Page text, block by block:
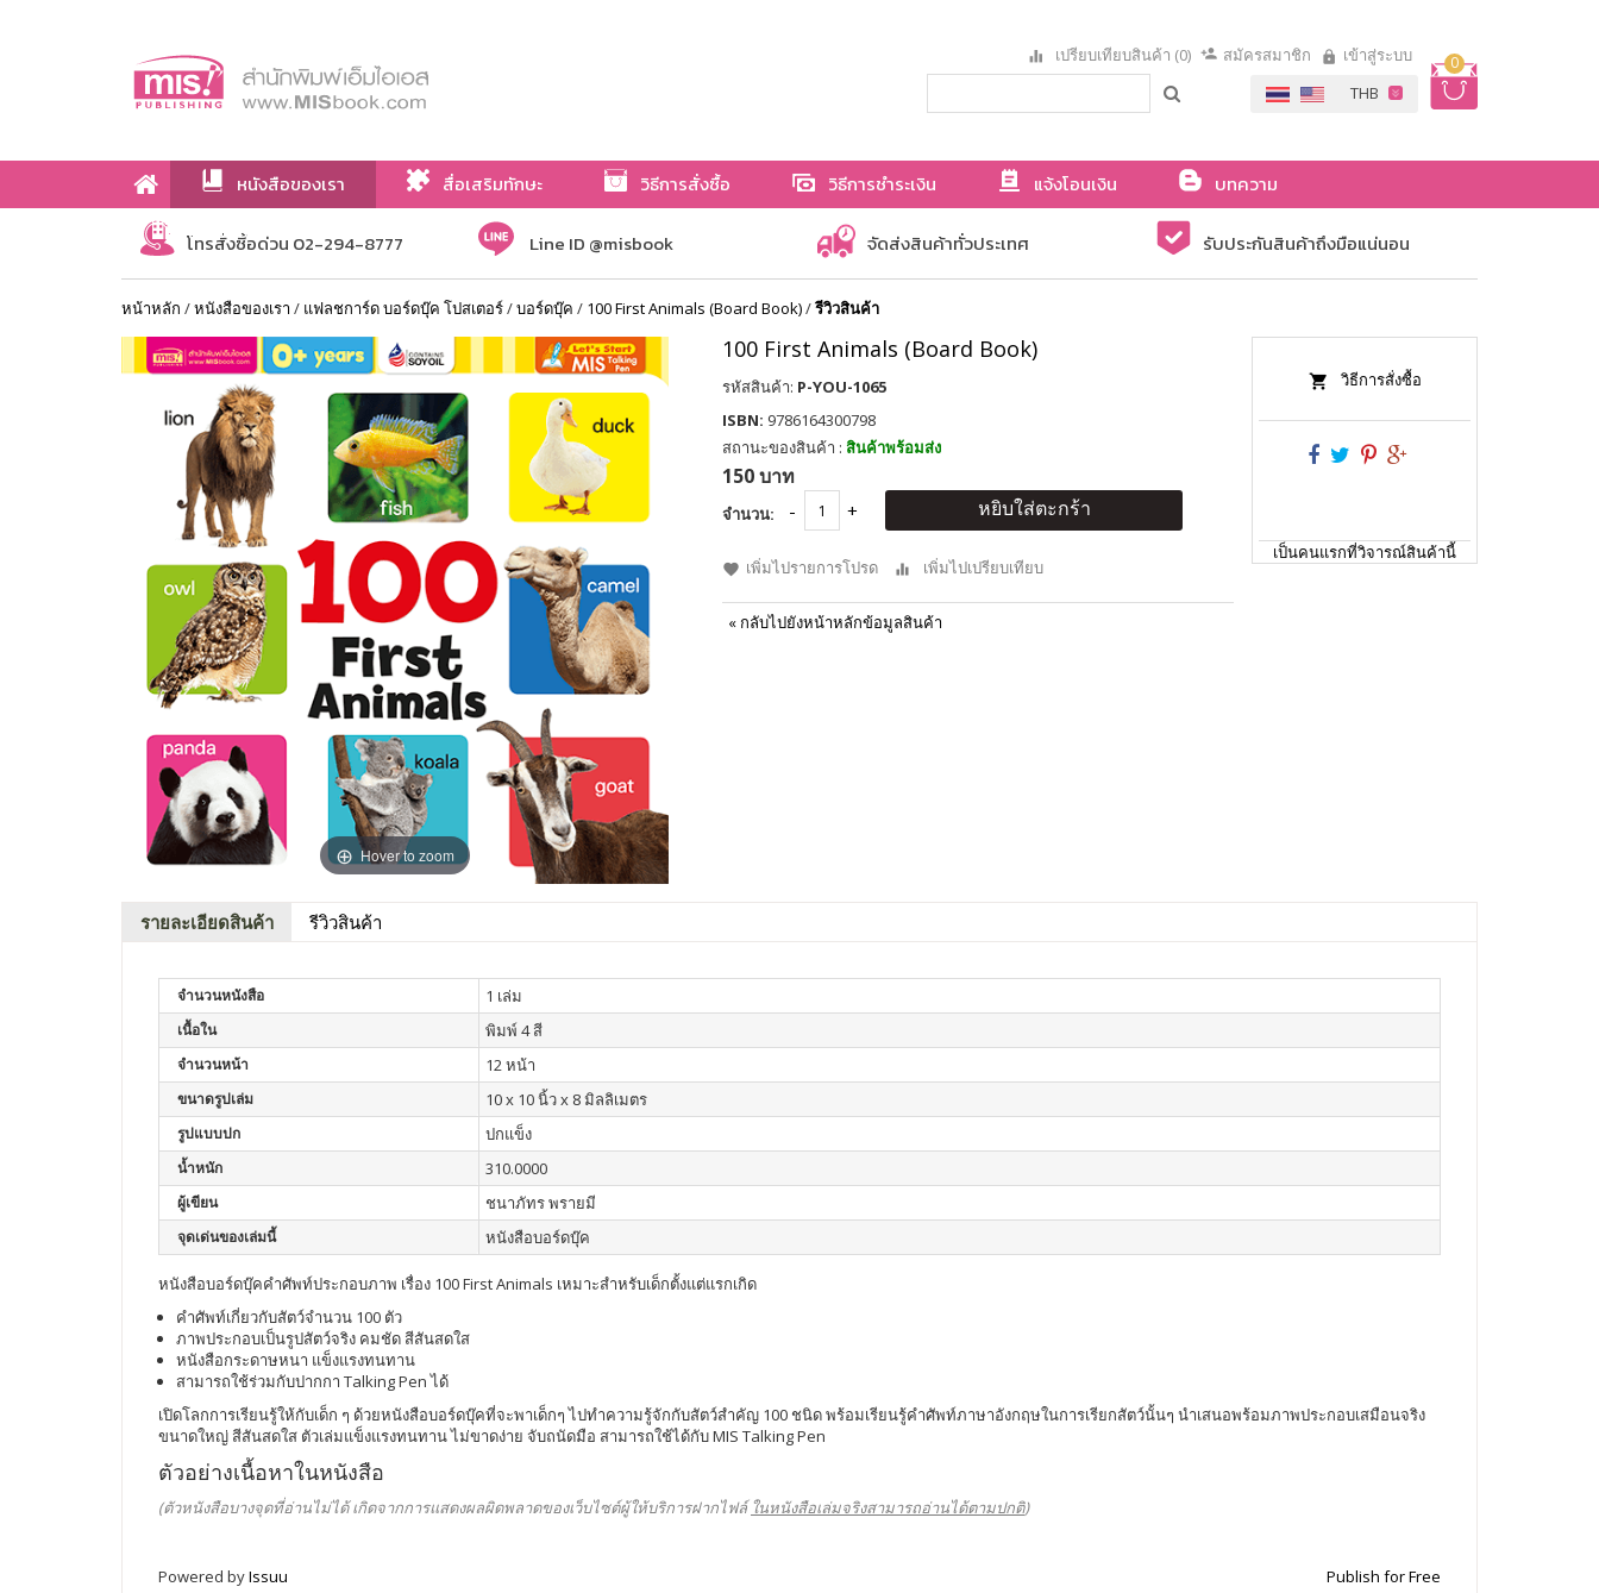
0
เปรียบเทียบสินค้า (0) สมัครสมาชิก เข้าสู่ระบบ
หนังสือของเรา สื่อเสริมทักษะ วิธีการสั่งซื้อ วิธีการชำระเงิน แจ้งโอนเงิน
บทความ
เกี่ยวกับเรา
โทรสั่งซื้อด่วน 02-294-8777 Line ID @misbook จัดส่งสินค้าทั่วประเทศ รับประกันสินค้าถึงมือแน่นอน
หน้าหลัก /หนังสือของเรา / แฟลชการ์ด บอร์ดบุ๊ค โปสเตอร์/บอร์ดบุ๊ค / 100 First Animals (Board Book)/รีวิวสินค้า
Hover to zoom
100 First Animals (Board Book)
รหัสสินค้า: P-YOU-1065
ISBN: 9786164300798
สถานะของสินค้า : สินค้าพร้อมส่ง
150 บาท
จำนวน: หยิบใส่ตะกร้า
เพิ่มไปรายการโปรด เพิ่มไปเปรียบเทียบ
« กลับไปยังหน้าหลักข้อมูลสินค้า
วิธีการสั่งซื้อ
เป็นคนแรกที่วิจารณ์สินค้านี้
รายละเอียดสินค้า รีวิวสินค้า
จำนวนหนังสือ 1 เล่ม
เนื้อใน พิมพ์ 4 สี
จำนวนหน้า 12 หน้า
ขนาดรูปเล่ม 10 x 10 นิ้ว x 8 มิลลิเมตร
รูปแบบปก ปกแข็ง
น้ำหนัก 310.0000
ผู้เขียน ชนาภัทร พรายมี
จุดเด่นของเล่มนี้ หนังสือบอร์ดบุ๊ค
หนังสือบอร์ดบุ๊คคำศัพท์ประกอบภาพ เรื่อง 100 First Animals เหมาะสำหรับเด็กตั้งแต่แรกเกิด
คำศัพท์เกี่ยวกับสัตว์จำนวน 100 ตัว
ภาพประกอบเป็นรูปสัตว์จริง คมชัด สีสันสดใส
หนังสือกระดาษหนา แข็งแรงทนทาน
สามารถใช้ร่วมกับปากกา Talking Pen ได้
เปิดโลกการเรียนรู้ให้กับเด็ก ๆ ด้วยหนังสือบอร์ดบุ๊คที่จะพาเด็กๆ ไปทำความรู้จักกับสัตว์สำคัญ 100 ชนิด พร้อมเรียนรู้คำศัพท์ภาษาอังกฤษในการเรียกสัตว์นั้นๆ นำเสนอพร้อมภาพประกอบเสมือนจริง
ขนาดใหญ่ สีสันสดใส ตัวเล่มแข็งแรงทนทาน ไม่ขาดง่าย จับถนัดมือ สามารถใช้ได้กับ MIS Talking Pen
ตัวอย่างเนื้อหาในหนังสือ
(ตัวหนังสือบางจุดที่อ่านไม่ได้ เกิดจากการแสดงผลผิดพลาดของเว็บไซต์ผู้ให้บริการฝากไฟล์ ในหนังสือเล่มจริงสามารถอ่านได้ตามปกติ)
Powered byIssuu Publish for Free